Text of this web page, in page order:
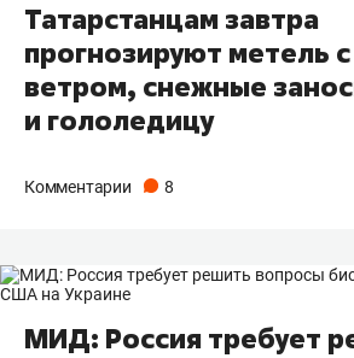
Татарстанцам завтра
прогнозируют метель
ветром, снежные
и гололедицу
Комментарии 8
МИД: Россия требует